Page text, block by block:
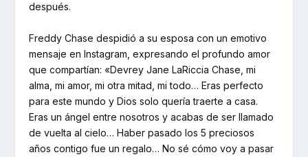
después.
Freddy Chase despidió a su esposa con un emotivo
mensaje en Instagram, expresando el profundo amor
que compartían: «Devrey Jane LaRiccia Chase, mi
alma, mi amor, mi otra mitad, mi todo… Eras perfecto
para este mundo y Dios solo quería traerte a casa.
Eras un ángel entre nosotros y acabas de ser llamado
de vuelta al cielo… Haber pasado los 5 preciosos
años contigo fue un regalo… No sé cómo voy a pasar